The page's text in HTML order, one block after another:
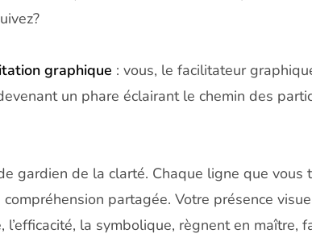
graphique : vous, le facilitateur
un phare éclairant le chemin des
gardien de la clarté. Chaque ligne que vous
partagée. Votre présence
la symbolique, règnent en maître,